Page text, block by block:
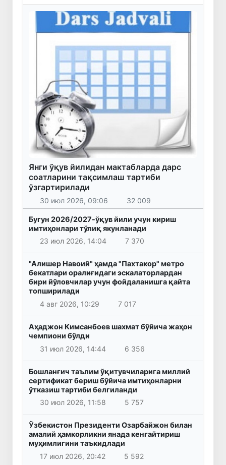
Янги ўқув йилидан мактабларда дарс
соатларини тақсимлаш тартиби
ўзгартирилади
30 июл 2026, 09:06 32 009
Бугун 2026/2027-ўқув йили учун кириш
имтиҳонлари тўлиқ якунланади
23 июл 2026, 14:04
7 370
"Алишер Навоий" ҳамда "Пахтакор" метро
бекатлари оралиғидаги эскалаторлардан
бири йўловчилар учун фойдаланишга қайта
топширилади
4 авг 2026, 10:29
7 017
Аҳаджон Кимсанбоев шахмат бўйича жаҳон
чемпиони бўлди
31 июл 2026, 14:44
6 356
Бошланғич таълим ўқитувчиларига миллий
сертификат бериш бўйича имтиҳонларни
ўтказиш тартиби белгиланди
30 июл 2026, 11:58
5 757
Ўзбекистон Президенти Озарбайжон билан
амалий ҳамкорликни янада кенгайтириш
муҳимлигини таъкидлади
17 июл 2026, 20:42
5 592